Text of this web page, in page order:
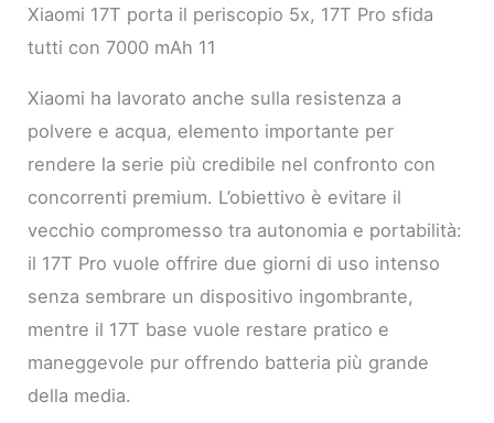
Xiaomi 17T porta il periscopio 5x, 17T Pro sfida
tutti con 7000 mAh 11
Xiaomi ha lavorato anche sulla resistenza a
polvere e acqua, elemento importante per
rendere la serie più credibile nel confronto con
concorrenti premium. L’obiettivo è evitare il
vecchio compromesso tra autonomia e portabilità:
il 17T Pro vuole offrire due giorni di uso intenso
senza sembrare un dispositivo ingombrante,
mentre il 17T base vuole restare pratico e
maneggevole pur offrendo batteria più grande
della media.